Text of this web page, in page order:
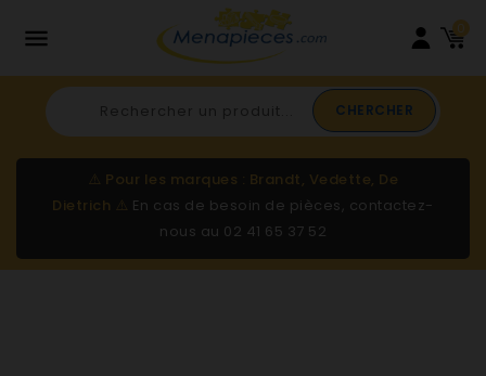
 0
CHERCHER
⚠️ Pour les marques : Brandt, Vedette, De
Dietrich ⚠️ En cas de besoin de pièces, contactez-
nous au 02 41 65 37 52